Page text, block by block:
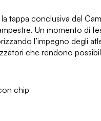
tappa conclusiva del
Un momento di
l’impegno degli
che rendono
chip